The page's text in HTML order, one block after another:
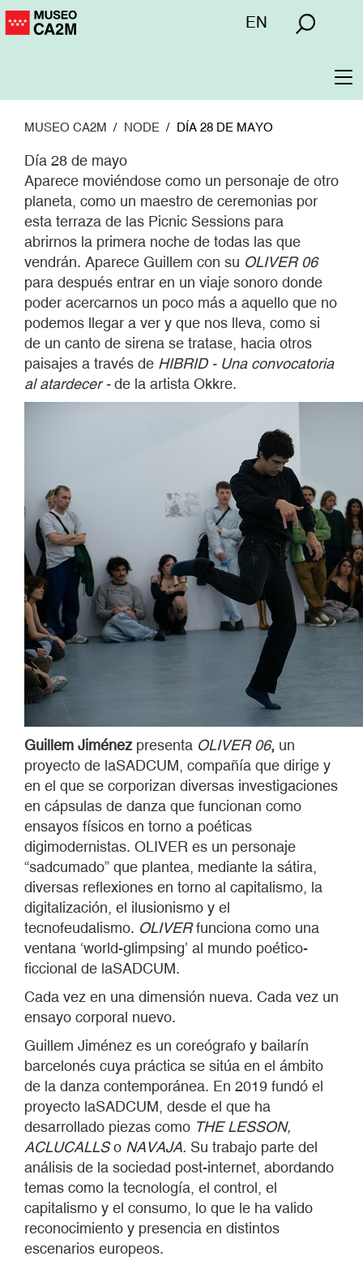
Pasar
Menú
EN
MUSEO CA2M NODE DÍA 28 DE MAYO
Día 28 de mayo
Aparece moviéndose como un personaje de otro
planeta, como un maestro de ceremonias por
esta terraza de las Picnic Sessions para
abrirnos la primera noche de todas las que
vendrán. Aparece Guillem con su OLIVER 06
para después entrar en un viaje sonoro donde
poder acercarnos un poco más a aquello que no
podemos llegar a ver y que nos lleva, como si
de un canto de sirena se tratase, hacia otros
paisajes a través de HIBRID - Una convocatoria
al atardecer -de la artista Okkre.
Guillem Jiménez presenta OLIVER 06, un
proyecto de laSADCUM, compañía que dirige y
en el que se corporizan diversas investigaciones
en cápsulas de danza que funcionan como
ensayos físicos en torno a poéticas
digimodernistas. OLIVER es un personaje
“sadcumado” que plantea, mediante la sátira,
diversas reflexiones en torno al capitalismo, la
digitalización, el ilusionismo y el
tecnofeudalismo. OLIVERfunciona como una
ventana ‘world-glimpsing’ al mundo poético-
ficcional de laSADCUM.
Cada vez en una dimensión nueva. Cada vez un
ensayo corporal nuevo.
Guillem Jiménez es un coreógrafo y bailarín
barcelonés cuya práctica se sitúa en el ámbito
de la danza contemporánea. En 2019 fundó el
proyecto laSADCUM, desde el que ha
desarrollado piezas como THE LESSON,
ACLUCALLSo NAVAJA. Su trabajo parte del
análisis de la sociedad post-internet, abordando
temas como la tecnología, el control, el
capitalismo y el consumo, lo que le ha valido
reconocimiento y presencia en distintos
escenarios europeos.